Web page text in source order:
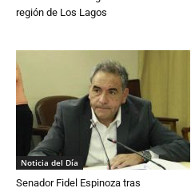
región de Los Lagos
Noticia del Día
Senador Fidel Espinoza tras